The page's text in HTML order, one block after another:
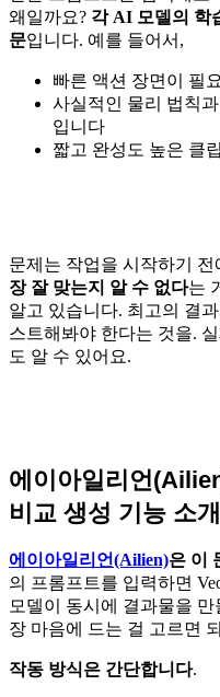
왜일까요? 각 AI 모델의 학
문입니다. 예를 들어서,
빠른 액션 장면이 필
사실적인 물리 법칙
입니다
짧고 완성도 높은 클
문제는 작업을 시작하기 전
장 잘 맞는지 알 수 없다는
알고 있습니다. 최고의 결
스트해봐야 한다는 것을.
도 알 수 있어요.
에이아일리언
비교 생성 기능 소개
에이아일리언(Ailien)은 이
의 프롬프트를 입력하면
모델이 동시에 결과물을
장 마음에 드는 걸 고르면
작동 방식은 간단합니다.